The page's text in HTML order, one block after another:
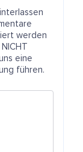
werden
eine
führen.